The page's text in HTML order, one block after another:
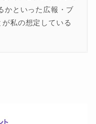
かといった広報・ブ
私の想定している